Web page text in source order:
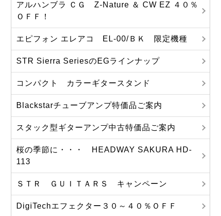
アルハンブラ ＣＧ Z-Nature ＆ CW EZ ４０％
ＯＦＦ！
エピフォン エレアコ EL-00/ＢＫ 限定機種
STR Sierra SeriesのEGラインナップ
コンパクト カラーギタースタンド
Blackstarチューブアンプ特価品ご案内
スタック型ギターアンプ中古特価品ご案内
桜の季節に・・・ HEADWAY SAKURA HD-
113
ＳＴＲ ＧＵＩＴＡＲＳ キャンペーン
DigiTechエフェクター３０～４０％ＯＦＦ